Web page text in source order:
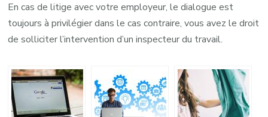
En cas de litige avec votre employeur, le dialogue est
toujours à privilégier dans le cas contraire, vous avez le droit
de solliciter l’intervention d’un inspecteur du travail.